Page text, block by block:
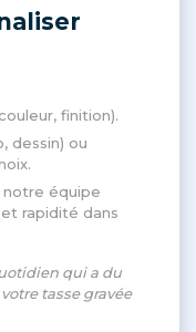
finition).
dessin) ou
notre équipe
rapidité dans
qui a du
tasse gravée